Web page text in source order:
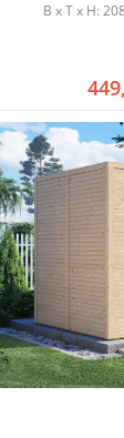
B x T x H: